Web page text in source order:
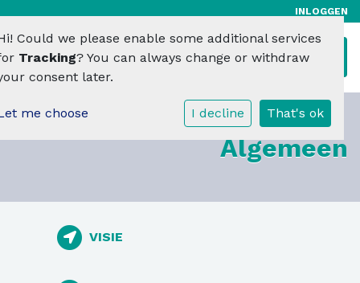
INLOGGEN
Algemeen
VISIE
Could we please enable some additional services
Tracking? You can always change or withdraw
consent later.
me choose I decline That's ok